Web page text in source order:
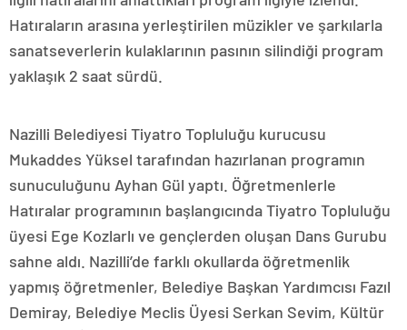
Hatıraların arasına yerleştirilen müzikler ve şarkılarla
sanatseverlerin kulaklarının pasının silindiği program
yaklaşık 2 saat sürdü.
Nazilli Belediyesi Tiyatro Topluluğu kurucusu
Mukaddes Yüksel tarafından hazırlanan programın
sunuculuğunu Ayhan Gül yaptı. Öğretmenlerle
Hatıralar programının başlangıcında Tiyatro Topluluğu
üyesi Ege Kozlarlı ve gençlerden oluşan Dans Gurubu
sahne aldı. Nazilli’de farklı okullarda öğretmenlik
yapmış öğretmenler, Belediye Başkan Yardımcısı Fazıl
Demiray, Belediye Meclis Üyesi Serkan Sevim, Kültür